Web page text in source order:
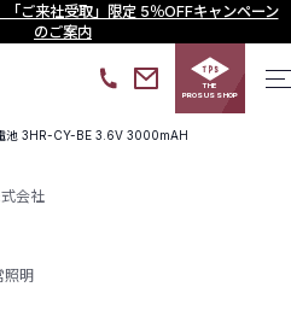
「ご来社受取」限定 5％OFFキャンペーン
のご案内
THE
PROSUS SHOP
池 3HR-CY-BE 3.6V 3000mAH
会社
明